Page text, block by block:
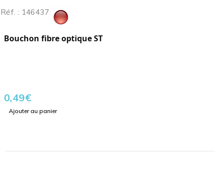
Réf. : 146437
Bouchon fibre optique ST
0,49€
Ajouter au panier